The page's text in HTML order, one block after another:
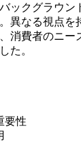
ックグラウン
異なる視点を
消費者のニー
た。
要性